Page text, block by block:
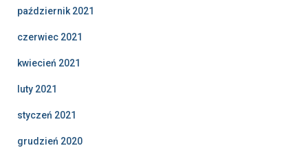
październik 2021
czerwiec 2021
kwiecień 2021
luty 2021
styczeń 2021
grudzień 2020